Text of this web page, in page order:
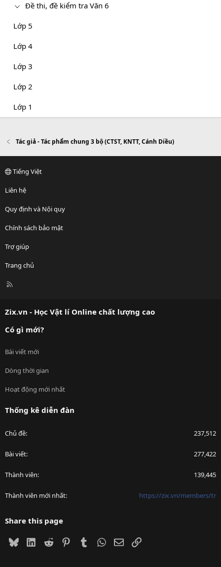
Đề thi, đề kiểm tra Văn 6
Lớp 5
Lớp 4
Lớp 3
Lớp 2
Lớp 1
Tác giả - Tác phẩm chung 3 bộ (CTST, KNTT, Cánh Diều)
Tiếng Việt
Liên hệ
Quy định và Nội quy
Chính sách bảo mật
Trợ giúp
Trang chủ
R
Zix.vn - Học Vật lí Online chất lượng cao
Có gì mới?
Bài viết mới
Dòng thời gian
Hoạt động mới nhất
Thống kê diễn đàn
Chủ đề 237,512
Bài viết 277,422
Thành viên 139,445
Thành viên mới nhất https://zix.vn/members/tr
Share this page
BlueskyLinkedIn
Reddit PinterestTumblrWhatsApp
EmailLink